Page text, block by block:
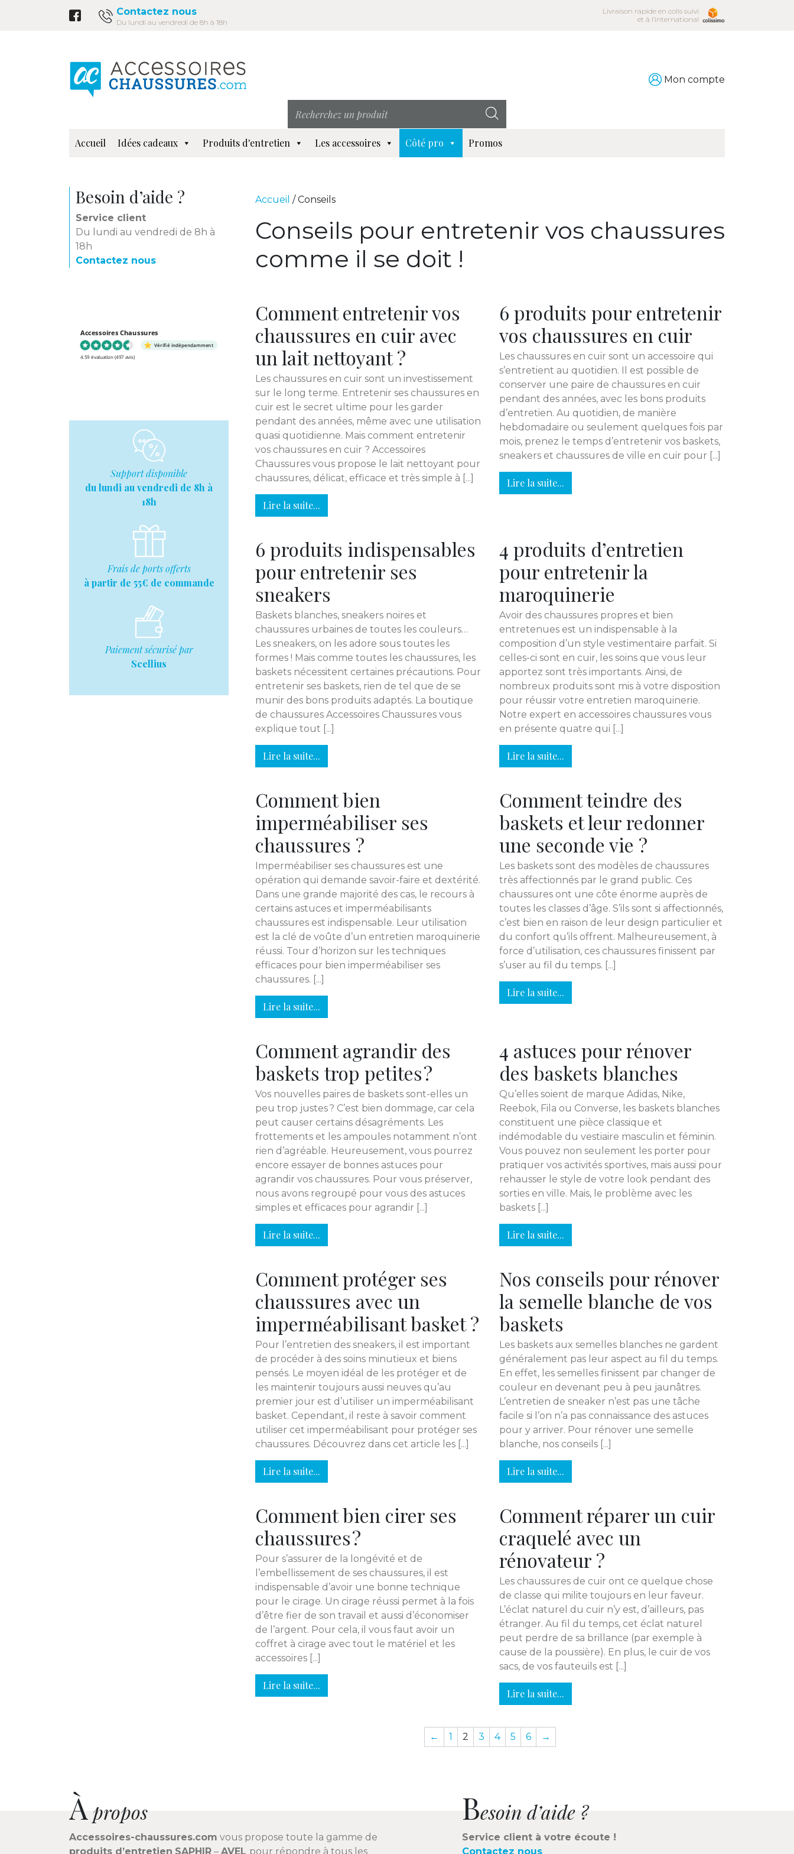
Contactez nous
Du lundi au vendredi de 8h à 18h
Livraison rapide en colis suivi
et à l’international
Mon compte
Accueil Idées cadeaux Produits d'entretien Les accessoires Côté pro Promos
Besoin d’aide ?
Service client
Du lundi au vendredi de 8h à
18h
Contactez nous
Accessoires Chaussures
Vérifié indépendamment
4.59 évaluation (497 avis)
Support disponible
du lundi au vendredi de 8h à
18h
Frais de ports offerts
à partir de 55€ de commande
Paiement sécurisé par
Scellius
Accueil /Conseils
Conseils pour entretenir vos chaussures
comme il se doit !
Comment entretenir vos
chaussures en cuir avec
un lait nettoyant ?
Les chaussures en cuir sont un investissement
sur le long terme. Entretenir ses chaussures en
cuir est le secret ultime pour les garder
pendant des années, même avec une utilisation
quasi quotidienne. Mais comment entretenir
vos chaussures en cuir ? Accessoires
Chaussures vous propose le lait nettoyant pour
chaussures, délicat, efficace et très simple à [...]
Lire la suite...
6 produits pour entretenir
vos chaussures en cuir
Les chaussures en cuir sont un accessoire qui
s’entretient au quotidien. Il est possible de
conserver une paire de chaussures en cuir
pendant des années, avec les bons produits
d’entretien. Au quotidien, de manière
hebdomadaire ou seulement quelques fois par
mois, prenez le temps d’entretenir vos baskets,
sneakers et chaussures de ville en cuir pour [...]
Lire la suite...
6 produits indispensables
pour entretenir ses
sneakers
Baskets blanches, sneakers noires et
chaussures urbaines de toutes les couleurs…
Les sneakers, on les adore sous toutes les
formes ! Mais comme toutes les chaussures, les
baskets nécessitent certaines précautions. Pour
entretenir ses baskets, rien de tel que de se
munir des bons produits adaptés. La boutique
de chaussures Accessoires Chaussures vous
explique tout [...]
Lire la suite...
4 produits d’entretien
pour entretenir la
maroquinerie
Avoir des chaussures propres et bien
entretenues est un indispensable à la
composition d’un style vestimentaire parfait. Si
celles-ci sont en cuir, les soins que vous leur
apportez sont très importants. Ainsi, de
nombreux produits sont mis à votre disposition
pour réussir votre entretien maroquinerie.
Notre expert en accessoires chaussures vous
en présente quatre qui [...]
Lire la suite...
Comment bien
imperméabiliser ses
chaussures ?
Imperméabiliser ses chaussures est une
opération qui demande savoir-faire et dextérité.
Dans une grande majorité des cas, le recours à
certains astuces et imperméabilisants
chaussures est indispensable. Leur utilisation
est la clé de voûte d’un entretien maroquinerie
réussi. Tour d’horizon sur les techniques
efficaces pour bien imperméabiliser ses
chaussures. [...]
Lire la suite...
Comment teindre des
baskets et leur redonner
une seconde vie ?
Les baskets sont des modèles de chaussures
très affectionnés par le grand public. Ces
chaussures ont une côte énorme auprès de
toutes les classes d’âge. S’ils sont si affectionnés,
c’est bien en raison de leur design particulier et
du confort qu’ils offrent. Malheureusement, à
force d’utilisation, ces chaussures finissent par
s’user au fil du temps. [...]
Lire la suite...
Comment agrandir des
baskets trop petites ?
Vos nouvelles paires de baskets sont-elles un
peu trop justes ? C’est bien dommage, car cela
peut causer certains désagréments. Les
frottements et les ampoules notamment n’ont
rien d’agréable. Heureusement, vous pourrez
encore essayer de bonnes astuces pour
agrandir vos chaussures. Pour vous préserver,
nous avons regroupé pour vous des astuces
simples et efficaces pour agrandir [...]
Lire la suite...
4 astuces pour rénover
des baskets blanches
Qu’elles soient de marque Adidas, Nike,
Reebok, Fila ou Converse, les baskets blanches
constituent une pièce classique et
indémodable du vestiaire masculin et féminin.
Vous pouvez non seulement les porter pour
pratiquer vos activités sportives, mais aussi pour
rehausser le style de votre look pendant des
sorties en ville. Mais, le problème avec les
baskets [...]
Lire la suite...
Comment protéger ses
chaussures avec un
imperméabilisant basket ?
Pour l’entretien des sneakers, il est important
de procéder à des soins minutieux et biens
pensés. Le moyen idéal de les protéger et de
les maintenir toujours aussi neuves qu’au
premier jour est d’utiliser un imperméabilisant
basket. Cependant, il reste à savoir comment
utiliser cet imperméabilisant pour protéger ses
chaussures. Découvrez dans cet article les [...]
Lire la suite...
Nos conseils pour rénover
la semelle blanche de vos
baskets
Les baskets aux semelles blanches ne gardent
généralement pas leur aspect au fil du temps.
En effet, les semelles finissent par changer de
couleur en devenant peu à peu jaunâtres.
L’entretien de sneaker n’est pas une tâche
facile si l’on n’a pas connaissance des astuces
pour y arriver. Pour rénover une semelle
blanche, nos conseils [...]
Lire la suite...
Comment bien cirer ses
chaussures ?
Pour s’assurer de la longévité et de
l’embellissement de ses chaussures, il est
indispensable d’avoir une bonne technique
pour le cirage. Un cirage réussi permet à la fois
d’être fier de son travail et aussi d’économiser
de l’argent. Pour cela, il vous faut avoir un
coffret à cirage avec tout le matériel et les
accessoires [...]
Lire la suite...
Comment réparer un cuir
craquelé avec un
rénovateur ?
Les chaussures de cuir ont ce quelque chose
de classe qui milite toujours en leur faveur.
L’éclat naturel du cuir n’y est, d’ailleurs, pas
étranger. Au fil du temps, cet éclat naturel
peut perdre de sa brillance (par exemple à
cause de la poussière). En plus, le cuir de vos
sacs, de vos fauteuils est [...]
Lire la suite...
← 1 2 3 4 5 6 →
Àpropos
Accessoires-chaussures.com vous propose toute la gamme de
produits d’entretien SAPHIR – AVEL pour répondre à tous les
Besoin d’aide ?
Service client à votre écoute !
Contactez nous